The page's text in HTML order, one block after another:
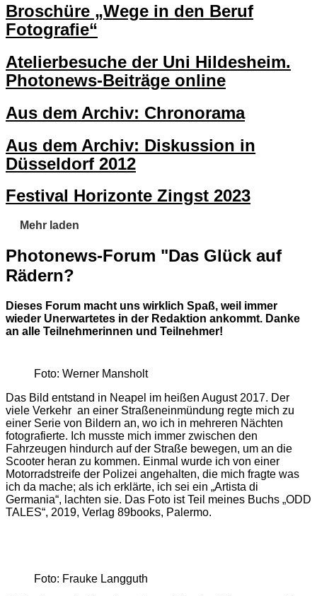
Broschüre „Wege in den Beruf
Fotografie“
Atelierbesuche der Uni Hildesheim.
Photonews-Beiträge online
Aus dem Archiv: Chronorama
Aus dem Archiv: Diskussion in
Düsseldorf 2012
Festival Horizonte Zingst 2023
Mehr laden
Photonews-Forum "Das Glück auf
Rädern?
Dieses ­Forum macht uns wirklich Spaß, weil immer
wieder Unerwartetes in der Redaktion ankommt. Danke
an alle Teilnehmerinnen und Teilnehmer!
Foto: Werner Mansholt
Das Bild entstand in Neapel im heißen August 2017. Der
viele Verkehr an einer Straßeneinmündung regte mich zu
einer Serie von Bildern an, wo ich in mehreren Nächten
fotografierte. Ich musste mich immer zwischen den
Fahrzeugen hindurch auf der Straße bewegen, um an die
Scooter heran zu kommen. Einmal wurde ich von einer
Motorradstreife der Polizei angehalten, die mich fragte was
ich da mache; als ich erklärte, ich sei ein „Artista di
Germania“, lachten sie. Das Foto ist Teil meines Buchs „ODD
TALES“, 2019, Verlag 89books, Palermo.
Foto: Frauke Langguth